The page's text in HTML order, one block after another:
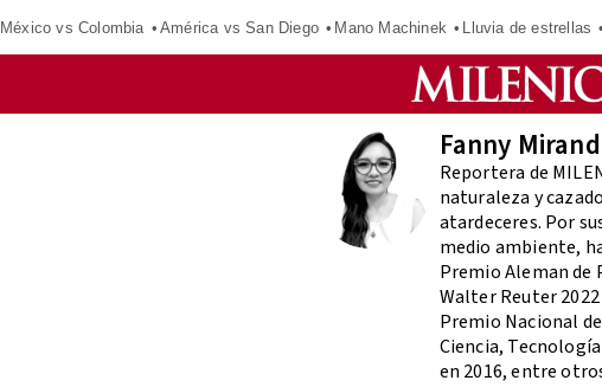
México vs Colombia América vs San Diego Mano Machinek Lluvia de estrellas
Fanny
Reportera de
naturaleza y
atardeceres. Por
medio ambiente,
Premio Aleman de
Walter Reuter
Premio Nacional
Ciencia,
en 2016, entre